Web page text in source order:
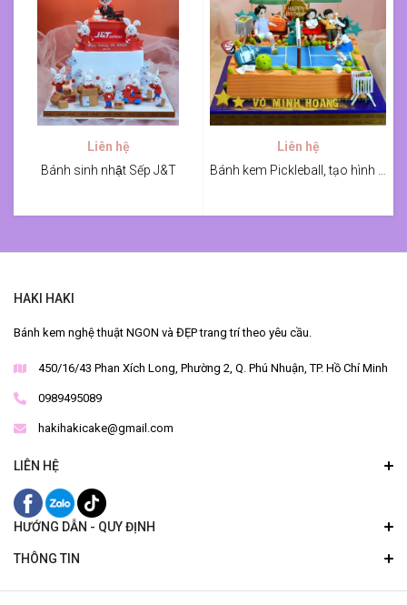
Liên hệ
Bánh sinh nhật Sếp J&T
Liên hệ
HAKI HAKI
Bánh kem nghệ thuật NGON và ĐẸP trang trí theo yêu cầu.
450/16/43 Phan Xích Long, Phường 2, Q. Phú Nhuận, TP. Hồ Chí Minh
0989495089
hakihakicake@gmail.com
LIÊN HỆ
HƯỚNG DẪN - QUY ĐỊNH
THÔNG TIN